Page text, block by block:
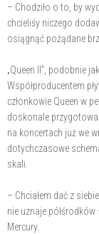
– Chodziło o to, by
chcieliśy niczego
osiągnąć pożądane
„Queen II”, podobnie
Współproducentem
członkowie Queen w
doskonale
na koncertach już we
dotychczasowe
skali.
– Chciałem dać z
nie uznaje
Mercury.